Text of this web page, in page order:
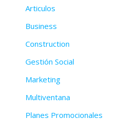
Articulos
Business
Construction
Gestión Social
Marketing
Multiventana
Planes Promocionales